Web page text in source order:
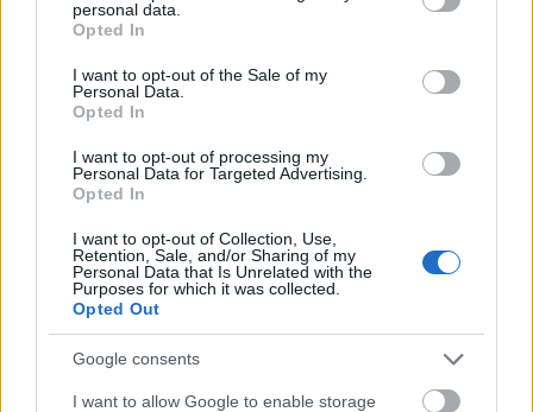
grant or deny consent to Google and its third-party tags to
use your data for below specified purposes in below Google
consent section.
personal data.
Opted In
I want to opt-out of the Sale of my
Personal Data.
Opted In
I want to opt-out of processing my
Personal Data for Targeted Advertising.
Opted In
I want to opt-out of Collection, Use,
Retention, Sale, and/or Sharing of my
Personal Data that Is Unrelated with the
Purposes for which it was collected.
Opted Out
Google consents
I want to allow Google to enable storage
Karányi azt mondja, hogy Hello
Lángoló Gitárok •2013. május 02.